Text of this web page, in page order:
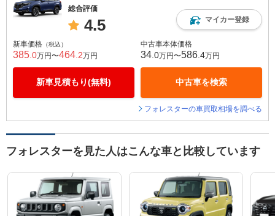
総合評価
4.5 マイカー登録
新車価格 （税込）
385 .0万円〜464 .2万円
新車見積もり(無料)
中古車本体価格
34 .0万円〜586 .4万円
中古車を検索
フォレスターの車買取相場を調べる
フォレスターを見た人はこんな車と比較しています